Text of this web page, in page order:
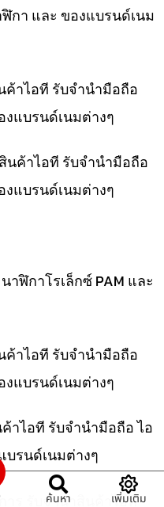
กา และ ของแบรนด์เนม
ค้าไอที รับจำนำมือถือ
แบรนด์เนมต่างๆ
นค้าไอที รับจำนำมือถือ
แบรนด์เนมต่างๆ
ฬิกาโรเล็กซ์ PAM และ
ค้าไอที รับจำนำมือถือ
แบรนด์เนมต่างๆ
าไอที รับจำนำมือถือ ไอ
รนด์เนมต่างๆ
าร รับจำนำสินค้าไอที
ค้นหา เพิ่มเติม